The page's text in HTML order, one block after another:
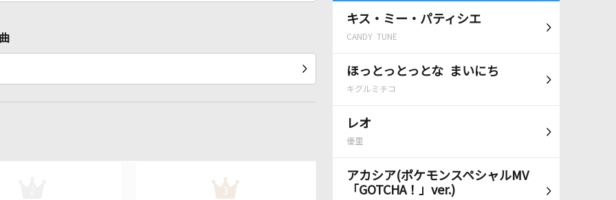
キス・ミー・パティシエ
CANDY TUNE
ほっとっとっとな まいにち
キグルミチコ
レオ
優里
アカシア(ポケモンスペシャルMV
「GOTCHA！」ver.)
3